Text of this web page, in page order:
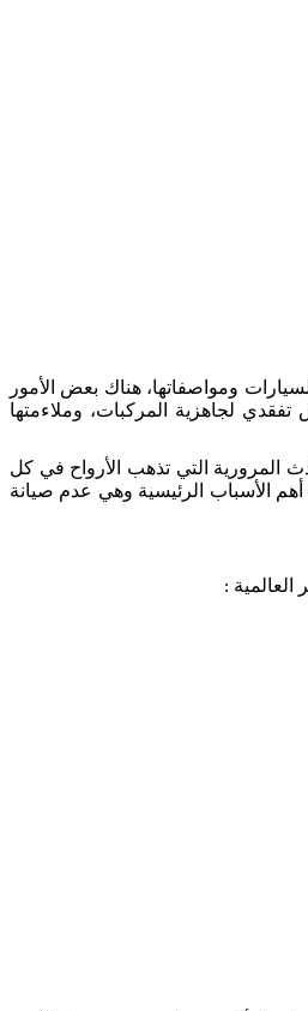
ومواصفاتها، هناك بعض الأمور
لجاهزية المركبات، وملاءمتها
المرورية التي تذهب الأرواح في كل
في كل عام ويعود ذلك لأحد أهم الأسباب الرئيسية وهي عدم صيانة
: